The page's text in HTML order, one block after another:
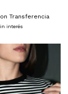
Transferencia
interés